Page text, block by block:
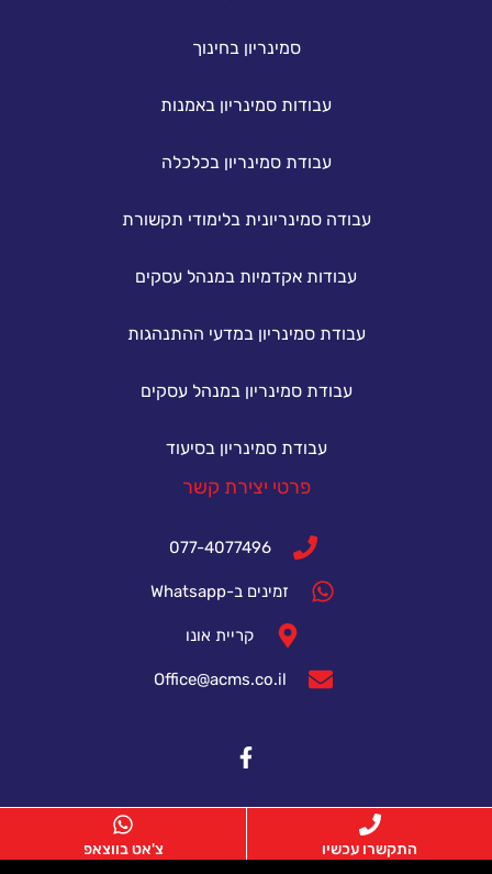
סמינריון בחינוך
עבודות סמינריון באמנות
עבודת סמינריון בכלכלה
עבודה סמינריונית בלימודי תקשורת
עבודות אקדמיות במנהל עסקים
עבודת סמינריון במדעי ההתנהגות
עבודת סמינריון במנהל עסקים
עבודת סמינריון בסיעוד
פרטי יצירת קשר
077-4077496
זמינים ב-Whatsapp
קריית אונו
Office@acms.co.il
התקשרו עכשיו צ'אט בווצאפ